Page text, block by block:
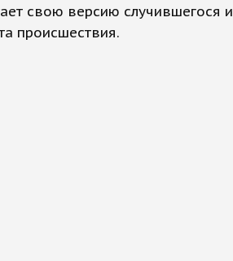
свою версию случившегося и
происшествия.